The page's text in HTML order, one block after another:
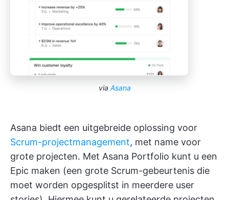
via Asana
Asana biedt een uitgebreide oplossing voor
Scrum-projectmanagement, met name voor
grote projecten. Met Asana Portfolio kunt u een
Epic maken (een grote Scrum-gebeurtenis die
moet worden opgesplitst in meerdere user